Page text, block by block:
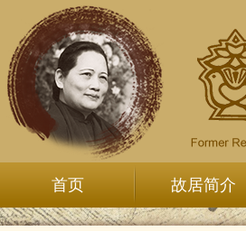
首页 故居简介